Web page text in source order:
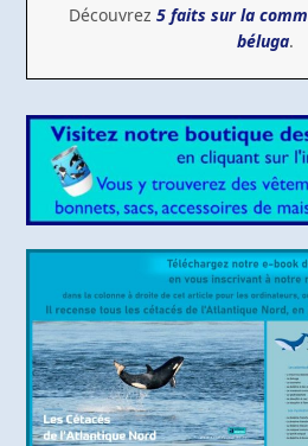
Découvrez 5 faits sur la
béluga.